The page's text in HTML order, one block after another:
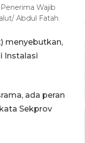
Wajib
Abdul Fatah.
menyebutkan,
Instalasi
ada peran
Sekprov